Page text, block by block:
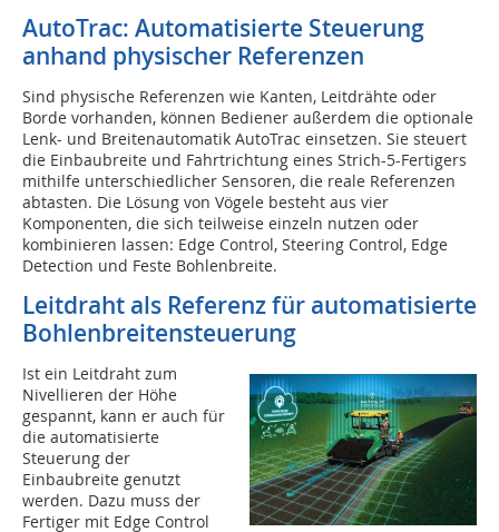
AutoTrac: Automatisierte Steuerung
anhand physischer­ Referenzen
Sind physische Referenzen wie Kanten, Leitdrähte oder
Borde vorhanden, können Bediener außerdem die optionale
Lenk- und Breitenautomatik AutoTrac einsetzen. Sie steuert
die Einbaubreite und Fahrtrichtung eines Strich-5-Fertigers
mithilfe unterschiedlicher Sensoren, die reale Referenzen
abtasten. Die Lösung von Vögele besteht aus vier
Komponenten, die sich teilweise einzeln nutzen oder
kombinieren lassen: Edge Control, Steering Control, Edge
Detection und Feste Bohlenbreite.
Leitdraht als Referenz für automatisierte
Bohlenbreitensteuerung
Ist ein Leitdraht zum
Nivellieren der Höhe
gespannt, kann er auch für
die automatisierte
Steuerung der
Einbaubreite genutzt
werden. Dazu muss der
Fertiger mit Edge Control